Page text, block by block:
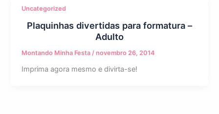
Uncategorized
Plaquinhas divertidas para formatura –
Adulto
Montando Minha Festa / novembro 26, 2014
Imprima agora mesmo e divirta-se!